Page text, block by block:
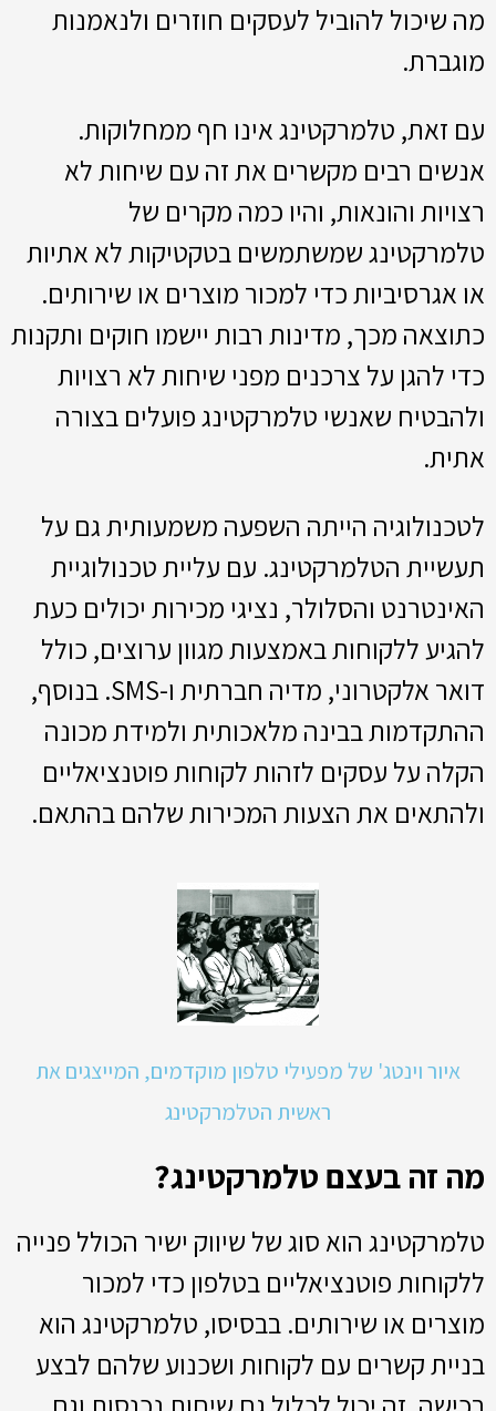
מה שיכול להוביל לעסקים חוזרים ולנאמנות
מוגברת.
עם זאת, טלמרקטינג אינו חף ממחלוקות.
אנשים רבים מקשרים את זה עם שיחות לא
רצויות והונאות, והיו כמה מקרים של
טלמרקטינג שמשתמשים בטקטיקות לא אתיות
או אגרסיביות כדי למכור מוצרים או שירותים.
כתוצאה מכך, מדינות רבות יישמו חוקים ותקנות
כדי להגן על צרכנים מפני שיחות לא רצויות
ולהבטיח שאנשי טלמרקטינג פועלים בצורה
אתית.
לטכנולוגיה הייתה השפעה משמעותית גם על
תעשיית הטלמרקטינג. עם עליית טכנולוגיית
האינטרנט והסלולר, נציגי מכירות יכולים כעת
להגיע ללקוחות באמצעות מגוון ערוצים, כולל
דואר אלקטרוני, מדיה חברתית ו-SMS. בנוסף,
ההתקדמות בבינה מלאכותית ולמידת מכונה
הקלה על עסקים לזהות לקוחות פוטנציאליים
ולהתאים את הצעות המכירות שלהם בהתאם.
איור וינטג' של מפעילי טלפון מוקדמים, המייצגים את
ראשית הטלמרקטינג
מה זה בעצם טלמרקטינג?
טלמרקטינג הוא סוג של שיווק ישיר הכולל פנייה
ללקוחות פוטנציאליים בטלפון כדי למכור
מוצרים או שירותים. בבסיסו, טלמרקטינג הוא
בניית קשרים עם לקוחות ושכנוע שלהם לבצע